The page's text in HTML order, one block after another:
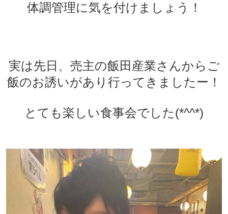
体調管理に気を付けましょう！
実は先日、売主の飯田産業さんからご
飯のお誘いがあり行ってきましたー！
とても楽しい食事会でした(*^^*)